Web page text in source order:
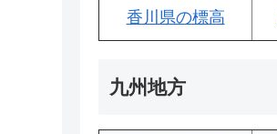
香川県の標高
九州地方